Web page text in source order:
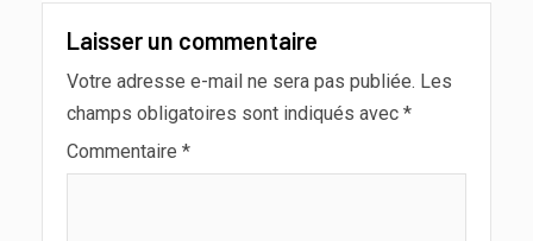
Laisser un commentaire
Votre adresse e-mail ne sera pas publiée. Les
champs obligatoires sont indiqués avec *
Commentaire *